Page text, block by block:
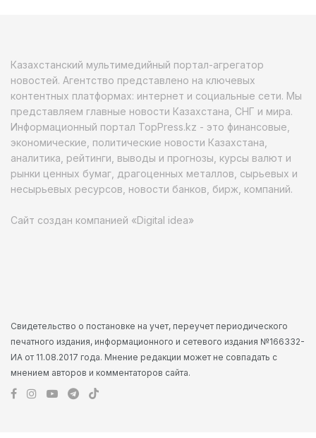
Казахстанский мультимедийный портал-агрегатор
новостей. Агентство представлено на ключевых
контентных платформах: интернет и социальные сети. Мы
представляем главные новости Казахстана, СНГ и мира.
Информационный портал TopPress.kz - это финансовые,
экономические, политические новости Казахстана,
аналитика, рейтинги, выводы и прогнозы, курсы валют и
рынки ценных бумаг, драгоценных металлов, сырьевых и
несырьевых ресурсов, новости банков, бирж, компаний.
Сайт создан компанией «Digital idea»
Свидетельство о постановке на учет, переучет периодического
печатного издания, информационного и сетевого издания №166332-
ИА от 11.08.2017 года. Мнение редакции может не совпадать с
мнением авторов и комментаторов сайта.